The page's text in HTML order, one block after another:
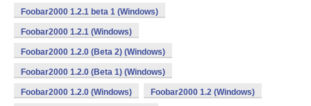
Foobar2000 1.2.1 beta 1 (Windows)
Foobar2000 1.2.1 (Windows)
Foobar2000 1.2.0 (Beta 2) (Windows)
Foobar2000 1.2.0 (Beta 1) (Windows)
Foobar2000 1.2.0 (Windows) Foobar2000 1.2 (Windows)